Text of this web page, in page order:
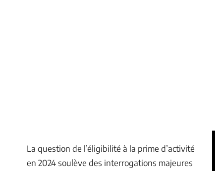
La question de l’éligibilité à la prime d’activité
en 2024 soulève des interrogations majeures